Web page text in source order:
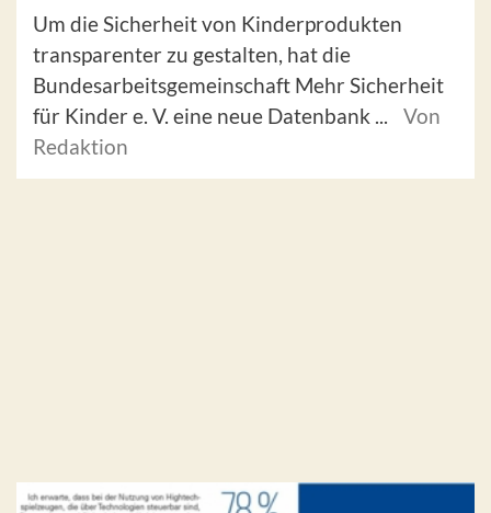
Um die Sicherheit von Kinderprodukten
transparenter zu gestalten, hat die
Bundesarbeitsgemeinschaft Mehr Sicherheit
für Kinder e. V. eine neue Datenbank ...
Von
Redaktion